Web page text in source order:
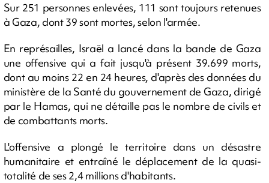
Sur 251 personnes enlevées, 111 sont toujours retenues
à Gaza, dont 39 sont mortes, selon l'armée.
En représailles, Israël a lancé dans la bande de Gaza
une offensive qui a fait jusqu'à présent 39.699 morts,
dont au moins 22 en 24 heures, d'après des données du
ministère de la Santé du gouvernement de Gaza, dirigé
par le Hamas, qui ne détaille pas le nombre de civils et
de combattants morts.
L'offensive a plongé le territoire dans un désastre
humanitaire et entraîné le déplacement de la quasi-
totalité de ses 2,4 millions d'habitants.